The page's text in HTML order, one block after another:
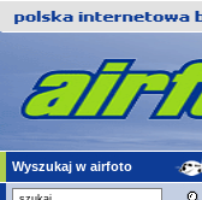
Wyszukaj w airfoto